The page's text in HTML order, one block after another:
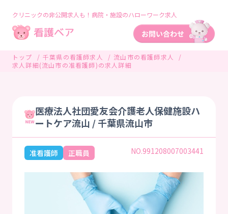
クリニックの非公開求人も！病院・施設のハローワーク求人
トップ 千葉県の看護師求人
流山市の看護師求人
求人詳細(流山市の准看護師)の求人詳細
医療法人社団愛友会介護老人保健施設ハ
ートケア流山 / 千葉県流山市
准看護師 正職員 NO.991208007003441